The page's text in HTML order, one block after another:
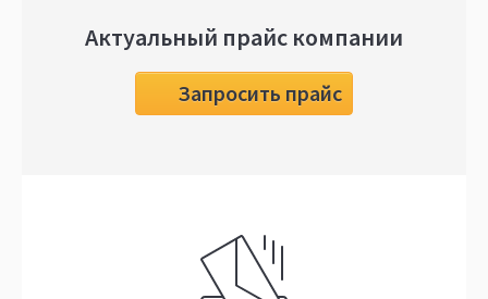
Актуальный прайс компании
Запросить прайс